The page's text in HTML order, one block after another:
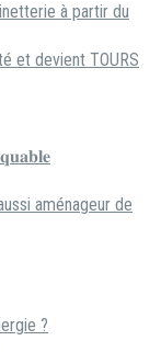
à partir du
et devient TOURS
aménageur de
?